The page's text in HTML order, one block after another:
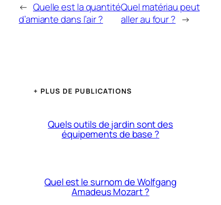
← Quelle est la quantité
d’amiante dans l’air ?
Quel matériau peut
aller au four ? →
+ PLUS DE PUBLICATIONS
Quels outils de jardin sont des
équipements de base ?
Quel est le surnom de Wolfgang
Amadeus Mozart ?